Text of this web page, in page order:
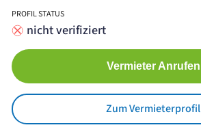
nicht verifiziert
PROFIL STATUS
Vermieter Anrufen
Zum Vermieterprofil